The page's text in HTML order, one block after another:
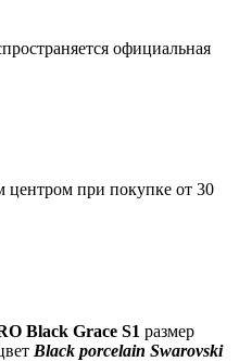
официальная
при покупке от 30
Black Grace S1 размер
Black porcelain Swarovski